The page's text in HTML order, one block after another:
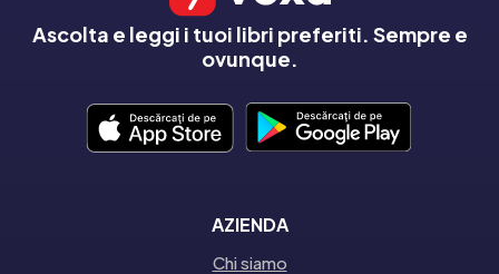
Ascolta e leggi i tuoi libri preferiti. Sempre e
ovunque.
AZIENDA
Chi siamo